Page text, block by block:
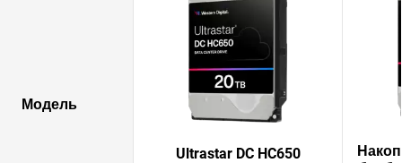
Модель
Ultrastar DC HC650